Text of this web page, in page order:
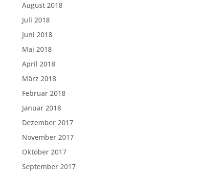
August 2018
Juli 2018
Juni 2018
Mai 2018
April 2018
März 2018
Februar 2018
Januar 2018
Dezember 2017
November 2017
Oktober 2017
September 2017